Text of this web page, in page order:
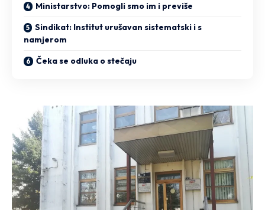
Ministarstvo: Pomogli smo im i previše
Sindikat: Institut urušavan sistematski i s
namjerom
Čeka se odluka o stečaju